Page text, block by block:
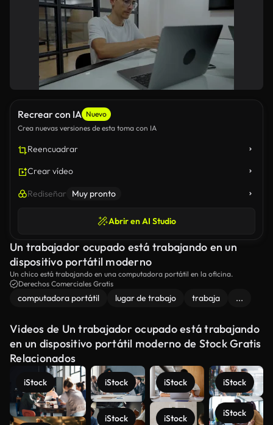
Recrear con IA Nuevo
Crea nuevas versiones de esta toma con IA
Reencuadrar
Crear vídeo
Rediseñar Muy pronto
Abrir en AI Studio
Un trabajador ocupado está trabajando en un
dispositivo portátil moderno
Un chico está trabajando en una computadora portátil en la oficina.
Derechos Comerciales Gratis
computadora portátil lugar de trabajo trabaja ...
Videos de Un trabajador ocupado está trabajando
en un dispositivo portátil moderno de Stock Gratis
Relacionados
iStock iStock
iStock
iStock
iStock
iStock
iStock